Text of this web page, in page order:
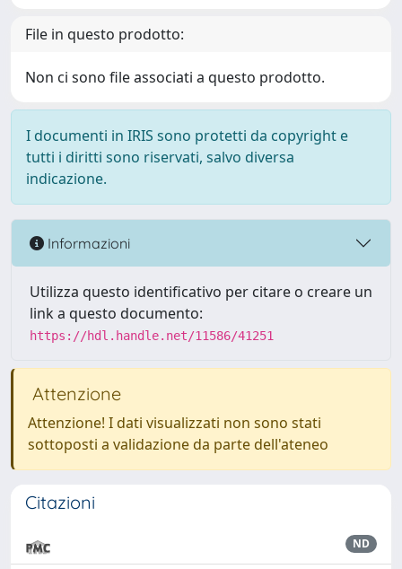
File in questo prodotto:
Non ci sono file associati a questo prodotto.
I documenti in IRIS sono protetti da copyright e
tutti i diritti sono riservati, salvo diversa
indicazione.
Informazioni
Utilizza questo identificativo per citare o creare un
link a questo documento:
https://hdl.handle.net/11586/41251
Attenzione
Attenzione! I dati visualizzati non sono stati
sottoposti a validazione da parte dell'ateneo
Citazioni
ND